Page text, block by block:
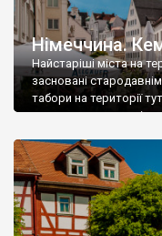
Німеччина.
Найстаріші міста на
засновані
табори на території
землях кельтських і